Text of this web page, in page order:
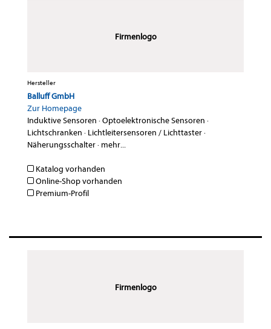
Firmenlogo
Hersteller
Balluff GmbH
Zur Homepage
Induktive Sensoren ·Optoelektronische Sensoren ·
Lichtschranken · Lichtleitersensoren / Lichttaster·
Näherungsschalter· mehr...
Katalog vorhanden
Online-Shop vorhanden
Premium-Profil
Firmenlogo